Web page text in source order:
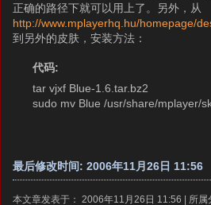
正确的路径下就可以用上了。另外，从
http://www.mplayerhq.hu/homepage/
到另外的皮肤，安装方法：
代码:
tar vjxf Blue-1.6.tar.bz2
sudo mv Blue /usr/share/mplayer/
最后修改时间: 2006年11月26日 11:56
本文章发表于： 2006年11月26日 11:56 | 所属